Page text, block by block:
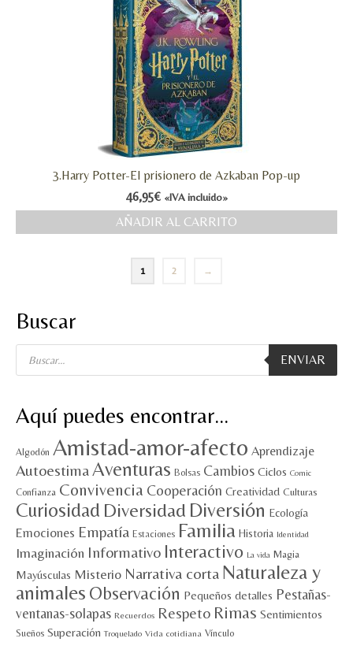
3.Harry Potter-El prisionero de Azkaban Pop-up
46,95€ «IVA incluido»
AÑADIR AL CARRITO
1 2 →
Buscar
Búsqueda
productos
ENVIAR
Aquí puedes encontrar…
Algodón Amistad-amor-afecto Aprendizaje
AutoestimaAventuras Bolsas Cambios Ciclos Comic
Confianza Convivencia Cooperación Creatividad Culturas
Curiosidad Diversidad Diversión Ecología
Emociones Empatía Estaciones Familia Historia Identidad
Imaginación Informativo Interactivo La vida Magia
Mayúsculas Misterio Narrativa corta Naturaleza y
animales Observación Pequeños detalles Pestañas-
ventanas-solapas Recuerdos Respeto Rimas Sentimientos
Sueños Superación Troquelado Vida cotidiana Vínculo